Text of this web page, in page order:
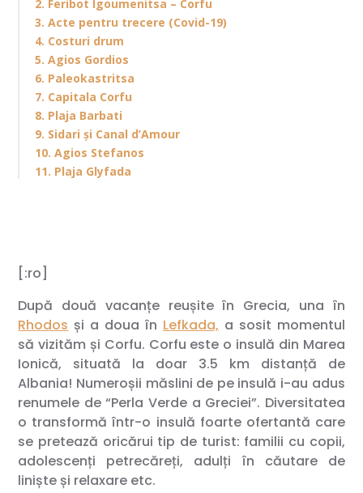
[:ro]
După două vacanțe reușite în Grecia, una în
Rhodos și a doua în Lefkada, a sosit momentul
să vizităm și Corfu. Corfu este o insulă din Marea
Ionică, situată la doar 3.5 km distanță de
Albania! Numeroșii măslini de pe insulă i-au adus
renumele de “Perla Verde a Greciei”. Diversitatea
o transformă într-o insulă foarte ofertantă care
se pretează oricărui tip de turist: familii cu copii,
adolescenți petrecăreți, adulți în căutare de
liniște și relaxare etc.
2. Feribot Igoumenitsa – Corfu
3. Acte pentru trecere (Covid-19)
4. Costuri drum
5. Agios Gordios
6. Paleokastritsa
7. Capitala Corfu
8. Plaja Barbati
9. Sidari și Canal d’Amour
10. Agios Stefanos
11. Plaja Glyfada